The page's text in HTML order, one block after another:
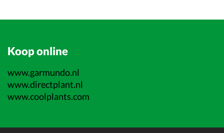
Koop online
www.garmundo.nl
www.directplant.nl
www.coolplants.com